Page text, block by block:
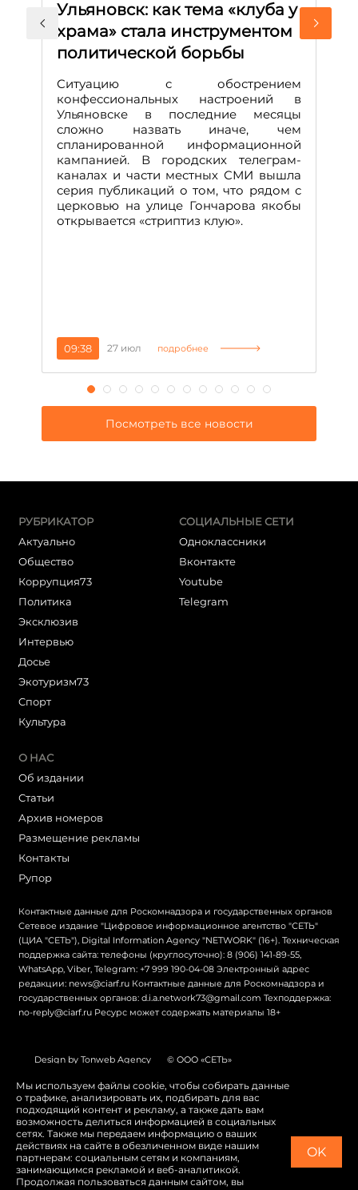
Ульяновск: как тема «клуба у
храма» стала инструментом
политической борьбы
Ситуацию с обострением
конфессиональных настроений в
Ульяновске в последние месяцы
сложно назвать иначе, чем
спланированной информационной
кампанией. В городских телеграм-
каналах и части местных СМИ вышла
серия публикаций о том, что рядом с
церковью на улице Гончарова якобы
открывается «стриптиз клую».
09:38 27 июл подробнее
Посмотреть все новости
РУБРИКАТОР
Актуально
Общество
Коррупция73
Политика
Эксклюзив
Интервью
Досье
Экотуризм73
Cпорт
Культура
СОЦИАЛЬНЫЕ СЕТИ
Одноклассники
Вконтакте
Youtube
Telegram
О НАС
Об издании
Статьи
Архив номеров
Размещение рекламы
Контакты
Рупор
Контактные данные для Роскомнадзора и государственных органов
Сетевое издание "Цифровое информационное агентство "СЕТЬ"
(ЦИА "СЕТЬ"), Digital Information Agency "NETWORK" (16+). Техническая
поддержка сайта: телефоны (круглосуточно): 8 (906) 141-89-55,
WhatsApp, Viber, Telegram: +7 999 190-04-08 Электронный адрес
редакции: news@ciarf.ru Контактные данные для Роскомнадзора и
государственных органов: d.i.a.network73@gmail.com Техподдержка:
no-reply@ciarf.ru Ресурс может содержать материалы 18+
Design by Tonweb Agency © ООО «СЕТЬ»
Политика конфиденциальности Карта сайта
Switch to English
Мы используем файлы cookie, чтобы собирать данные
о трафике, анализировать их, подбирать для вас
подходящий контент и рекламу, а также дать вам
возможность делиться информацией в социальных
сетях. Также мы передаем информацию о ваших
действиях на сайте в обезличенном виде нашим
партнерам: социальным сетям и компаниям,
занимающимся рекламой и веб-аналитикой.
Продолжая пользоваться данным сайтом, вы
OK